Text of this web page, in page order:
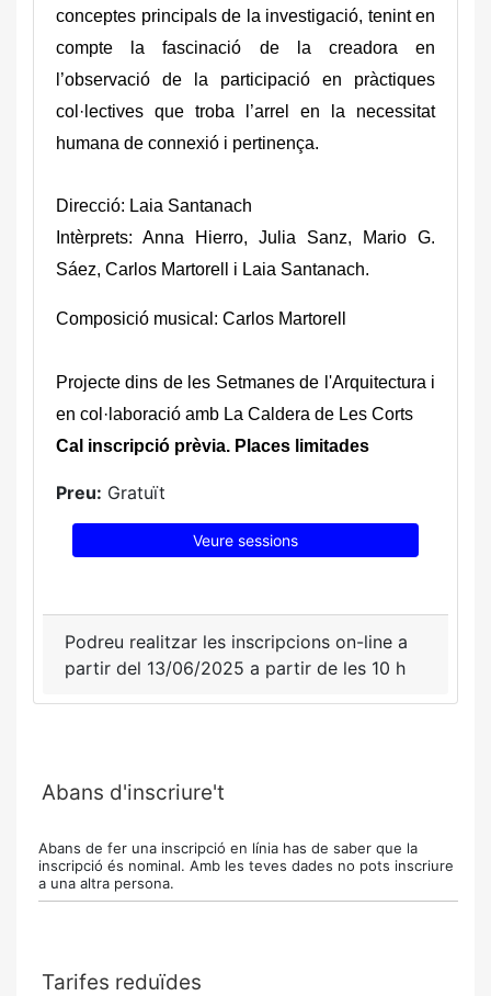
conceptes principals de la investigació, tenint en
compte la fascinació de la creadora en
l’observació de la participació en pràctiques
col·lectives que troba l’arrel en la necessitat
humana de connexió i pertinença.
Direcció: Laia Santanach
Intèrprets: Anna Hierro, Julia Sanz, Mario G.
Sáez, Carlos Martorell i Laia Santanach.
Composició musical: Carlos Martorell
Projecte dins de les Setmanes de l'Arquitectura i
en col·laboració amb La Caldera de Les Corts
Cal inscripció prèvia. Places limitades
Preu: Gratuït
Veure sessions
Podreu realitzar les inscripcions on-line a
partir del 13/06/2025 a partir de les 10 h
Abans d'inscriure't
Abans de fer una inscripció en línia has de saber que la
inscripció és nominal. Amb les teves dades no pots inscriure
a una altra persona.
Tarifes reduïdes